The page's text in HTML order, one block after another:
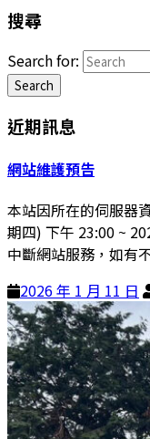
搜尋
Search for:
Search
近期訊息
網站維護預告
本站因所在的伺服器
期四) 下午 23:00 ~
中斷網站服務，如有
2026 年 1 月 11 日